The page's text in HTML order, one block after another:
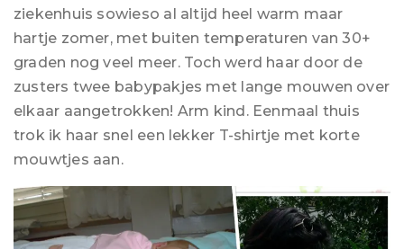
ziekenhuis sowieso al altijd heel warm maar
hartje zomer, met buiten temperaturen van 30+
graden nog veel meer. Toch werd haar door de
zusters twee babypakjes met lange mouwen over
elkaar aangetrokken! Arm kind. Eenmaal thuis
trok ik haar snel een lekker T-shirtje met korte
mouwtjes aan.